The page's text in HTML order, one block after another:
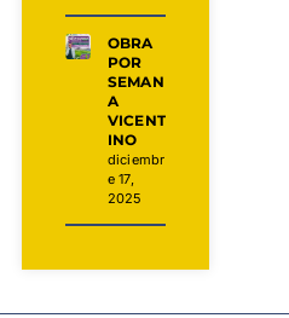
OBRA
POR
SEMAN
A
VICENT
INO
diciembr
e 17,
2025